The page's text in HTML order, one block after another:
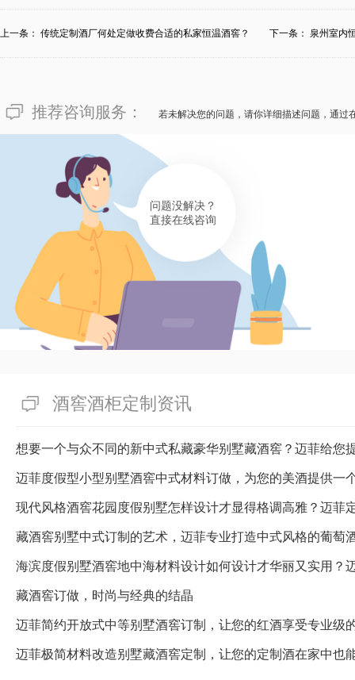
的柏女士披露：恒温恒湿酒窖
湿酒窖的特殊要求，包含罗列
取资源、制作技艺等。对此，
务，且不说售价公开，顾客信
180****2130
像“酒厂恒温恒湿酒窖订制需
确一家正规的订制设计公司比
湿酒窖订制的售价并不是一成
要求，售价也会随采取资源、
一般在10000到150000+不等
恒温恒湿酒窖订制施工全方位
有帮助(710) 分享
上一条： 传统定制酒厂何处定做收费合适的私家恒温酒窖？ 下一条： 泉州室内
推荐咨询服务： 若未解决您的问题，请你详细描述问题，通过
问题没解决？
直接在线咨询
酒窖酒柜定制资讯
想要一个与众不同的新中式私藏豪华别墅藏酒窖？迈菲给您
迈菲度假型小型别墅酒窖中式材料订做，为您的美酒提供一
藏酒窖别墅中式订制的艺术，迈菲专业打造中式风格的葡萄
海滨度假别墅酒窖地中海材料设计如何设计才华丽又实用？
藏酒窖订做，时尚与经典的结晶
迈菲简约开放式中等别墅酒窖订制，让您的红酒享受专业级
迈菲极简材料改造别墅藏酒窖定制，让您的定制酒在家中也